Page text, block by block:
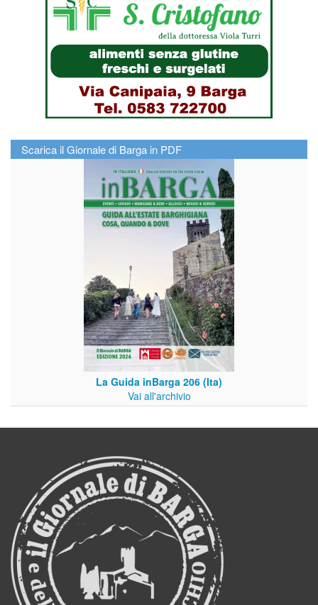
Scarica il Giornale di Barga in PDF
La Guida inBarga 206 (Ita)
Vai all'archivio